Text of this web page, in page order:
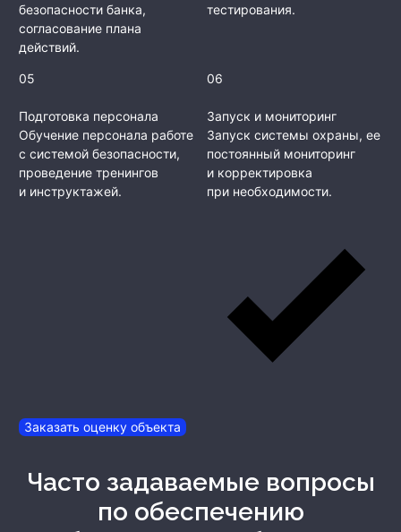
безопасности банка,
согласование плана
действий.
тестирования.
05
Подготовка персонала
Обучение персонала работе
с системой безопасности,
проведение тренингов
и инструктажей.
06
Запуск и мониторинг
Запуск системы охраны, ее
постоянный мониторинг
и корректировка
при необходимости.
Заказать оценку объекта
Часто задаваемые вопросы
по обеспечению